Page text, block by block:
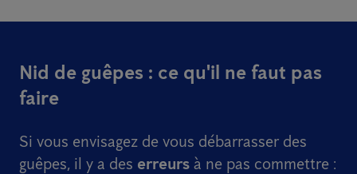
Nid de guêpes : ce qu'il ne faut pas
faire
Si vous envisagez de vous débarrasser des
guêpes, il y a des erreurs à ne pas commettre :